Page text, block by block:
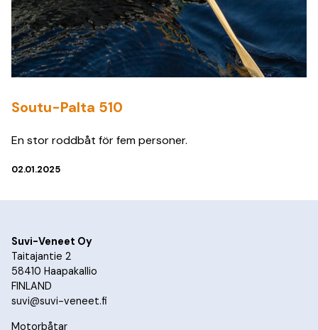
Soutu-Palta 510
En stor roddbåt för fem personer.
02.01.2025
Suvi-Veneet Oy
Taitajantie 2
58410 Haapakallio
FINLAND
suvi@suvi-veneet.fi
Motorbåtar